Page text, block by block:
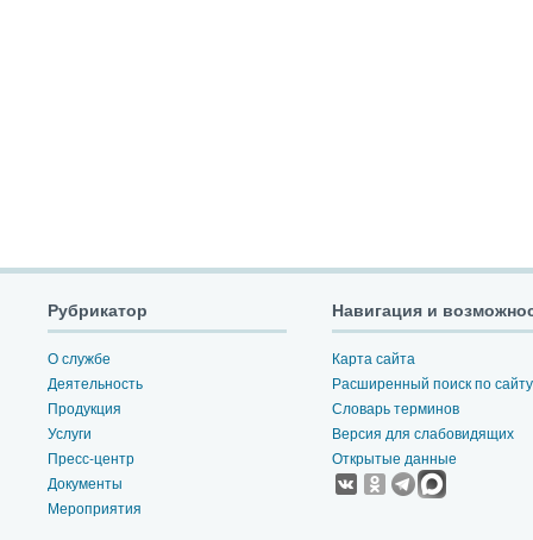
Рубрикатор
О службе
Деятельность
Продукция
Услуги
Пресс-центр
Документы
Мероприятия
Навигация и
Карта сайта
Расширенный поиск по сайту
Словарь терминов
Версия для слабовидящих
Открытые данные